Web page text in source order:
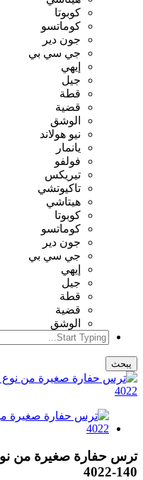
كوبوتا
كوماتسو
جون دير
جي سي بي
إيهي
جيل
قطة
قضية
الوشق
نيو هولاند
يانمار
فولفو
تيريكس
تاكيوتشي
هيتاشي
كوبوتا
كوماتسو
جون دير
جي سي بي
إيهي
جيل
قطة
قضية
الوشق
يبحث
140-4022